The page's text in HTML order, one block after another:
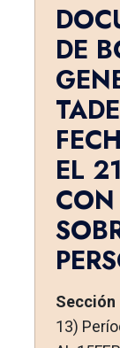
DE
EL
Sección
13)